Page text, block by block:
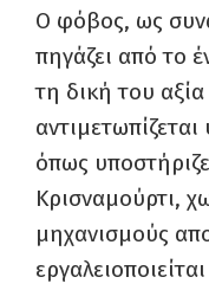
Ο φόβος, ως
πηγάζει από το
τη δική του
όπως
Κρισναμούρτι,
μηχανισμούς